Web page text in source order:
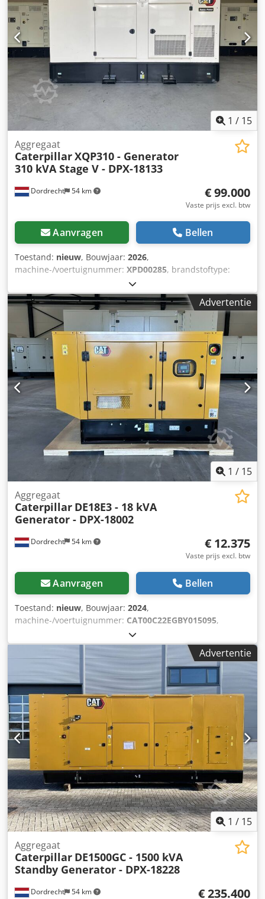
1 / 15
Dordrecht 54 km
Aggregaat
CaterpillarXQP310 - Generator
310 kVA Stage V - DPX-18133
€ 99.000
Vaste prijs excl. btw
Aanvragen Bellen
Toestand: nieuw, Bouwjaar: 2026,
machine-/voertuignummer: XPD00285, brandstoftype:
Cat C9.3B
Leeggewicht: 4.784 kg Generatorvermogen: 310 kVA
Laadruimte afmetingen: 409 x 151 x 228 cm CE-markering:
ja Emissieniveau: Stage V / Tier IV final Watertankinhoud:
667 l Land van productie: CN Neem contact op met team
DPX voor meer informatie. = Verdere opties en accessoires
= - Accu - Bedieningstableau Dedpfx Abjzc Dwqjmjck -
Stalen dak - Tankwagen
Advertentie
1 / 15
Dordrecht 54 km
Aggregaat
Caterpillar DE18E3 - 18 kVA
Generator - DPX-18002
€ 12.375
Vaste prijs excl. btw
Aanvragen Bellen
Toestand: nieuw, Bouwjaar: 2024,
machine-/voertuignummer: CAT00C22EGBY015095,
, motorfabrikant:
Toepassingsgebied: Bouwsector Leeggewicht: 706 kg
Generatorvermogen: 18 kVA Afmetingen laadruimte: 171 x
88 x 127 cm CE-markering: ja Watertankinhoud: 55 l Land
van herkomst: CN Neem contact op met Team DPX voor
meer informatie. = Extra opties en accessoires = Djdpfszc
Dvyex Abmeck - Accu - Bedieningspaneel - Stalen dak -
Tankwagen
Advertentie
1 / 15
Dordrecht 54 km
Aggregaat
Caterpillar DE1500GC - 1500 kVA
Standby Generator - DPX-18228
€ 235.400